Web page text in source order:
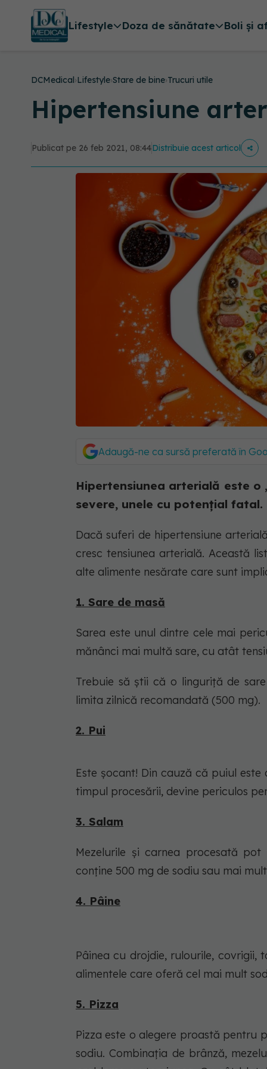
Lifestyle Doza de sănătate Boli și
DCMedical›Lifestyle›Stare de bine›Trucuri utile
Hipertensiune
Publicat pe 26 feb 2021, 08:44Distribuie acest articol
Adaugă-ne ca sursă preferată în
Hipertensiunea arterială este
severe, unele cu potențial fatal.
Dacă suferi de hipertensiune
cresc tensiunea arterială. Această
alte alimente nesărate care sunt
1. Sare de masă
Sarea este unul dintre cele mai
mănânci mai multă sare, cu atât
Trebuie să știi că o linguriță de
limita zilnică recomandată (500 mg).
2. Pui
Este șocant! Din cauză că puiul
timpul procesării, devine periculos
3. Salam
Mezelurile și carnea procesată
conține 500 mg de sodiu sau mai
4. Pâine
Pâinea cu drojdie, rulourile,
alimentele care oferă cel mai mult
5. Pizza
Pizza este o alegere proastă pentru
sodiu. Combinația de brânză,